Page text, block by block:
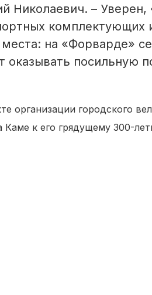
Николаевич. – Уверен,
комплектующих
на «Форварде»
оказывать посильную
организации городского
Каме к его грядущему 300-